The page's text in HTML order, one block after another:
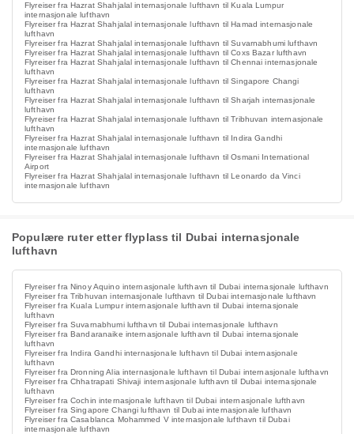
Flyreiser fra Hazrat Shahjalal internasjonale lufthavn til Kuala Lumpur
internasjonale lufthavn
Flyreiser fra Hazrat Shahjalal internasjonale lufthavn til Hamad internasjonale
lufthavn
Flyreiser fra Hazrat Shahjalal internasjonale lufthavn til Suvarnabhumi lufthavn
Flyreiser fra Hazrat Shahjalal internasjonale lufthavn til Coxs Bazar lufthavn
Flyreiser fra Hazrat Shahjalal internasjonale lufthavn til Chennai internasjonale
lufthavn
Flyreiser fra Hazrat Shahjalal internasjonale lufthavn til Singapore Changi
lufthavn
Flyreiser fra Hazrat Shahjalal internasjonale lufthavn til Sharjah internasjonale
lufthavn
Flyreiser fra Hazrat Shahjalal internasjonale lufthavn til Tribhuvan internasjonale
lufthavn
Flyreiser fra Hazrat Shahjalal internasjonale lufthavn til Indira Gandhi
internasjonale lufthavn
Flyreiser fra Hazrat Shahjalal internasjonale lufthavn til Osmani International
Airport
Flyreiser fra Hazrat Shahjalal internasjonale lufthavn til Leonardo da Vinci
internasjonale lufthavn
Populære ruter etter flyplass til Dubai internasjonale
lufthavn
Flyreiser fra Ninoy Aquino internasjonale lufthavn til Dubai internasjonale lufthavn
Flyreiser fra Tribhuvan internasjonale lufthavn til Dubai internasjonale lufthavn
Flyreiser fra Kuala Lumpur internasjonale lufthavn til Dubai internasjonale
lufthavn
Flyreiser fra Suvarnabhumi lufthavn til Dubai internasjonale lufthavn
Flyreiser fra Bandaranaike internasjonale lufthavn til Dubai internasjonale
lufthavn
Flyreiser fra Indira Gandhi internasjonale lufthavn til Dubai internasjonale
lufthavn
Flyreiser fra Dronning Alia internasjonale lufthavn til Dubai internasjonale lufthavn
Flyreiser fra Chhatrapati Shivaji internasjonale lufthavn til Dubai internasjonale
lufthavn
Flyreiser fra Cochin internasjonale lufthavn til Dubai internasjonale lufthavn
Flyreiser fra Singapore Changi lufthavn til Dubai internasjonale lufthavn
Flyreiser fra Casablanca Mohammed V internasjonale lufthavn til Dubai
internasjonale lufthavn